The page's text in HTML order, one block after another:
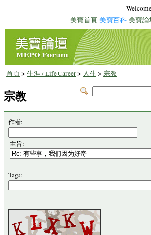
美寶首頁 美寶百科 美寶論
首頁> 生涯 / Life Career> 人生 > 宗教
宗教
作者:
主旨:
Tags: